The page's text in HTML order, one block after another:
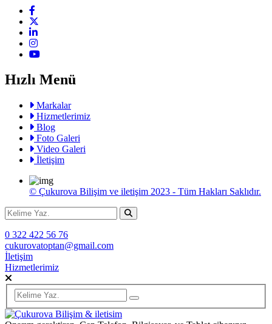
Hızlı Menü
Markalar
Hizmetlerimiz
Blog
Foto Galeri
Video Galeri
İletişim
© Çukurova Bilişim ve iletişim 2023 - Tüm Hakları Saklıdır.
0 322 422 56 76
cukurovatoptan@gmail.com
İletişim
Hizmetlerimiz